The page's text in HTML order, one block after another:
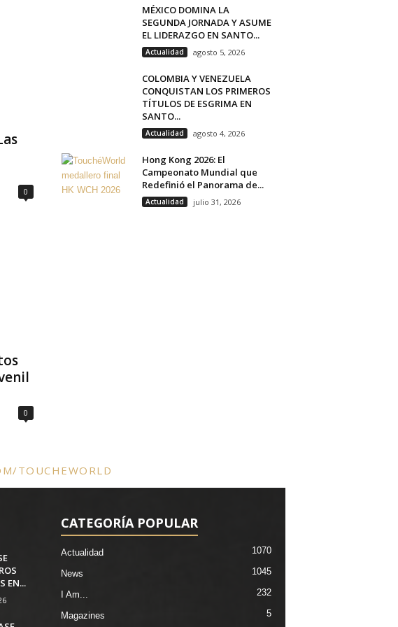
0
0
MÉXICO DOMINA LA
SEGUNDA JORNADA Y ASUME
EL LIDERAZGO EN SANTO...
Actualidad agosto 5, 2026
COLOMBIA Y VENEZUELA
CONQUISTAN LOS PRIMEROS
TÍTULOS DE ESGRIMA EN
SANTO...
Actualidad agosto 4, 2026
Hong Kong 2026: El
Campeonato Mundial que
Redefinió el Panorama de...
Actualidad julio 31, 2026
TOUCHEWORLD
EN...
CATEGORÍA POPULAR
Actualidad 1070
News 1045
I Am... 232
Magazines 5